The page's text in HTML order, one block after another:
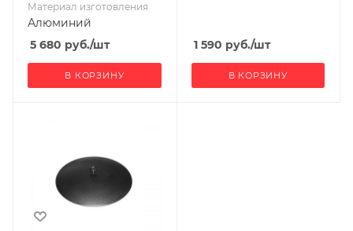
Материал изготовления
Алюминий
5 680 руб./шт
В КОРЗИНУ
1 590 руб./шт
В КОРЗИНУ
Глубина, мм
Высота, мм
80